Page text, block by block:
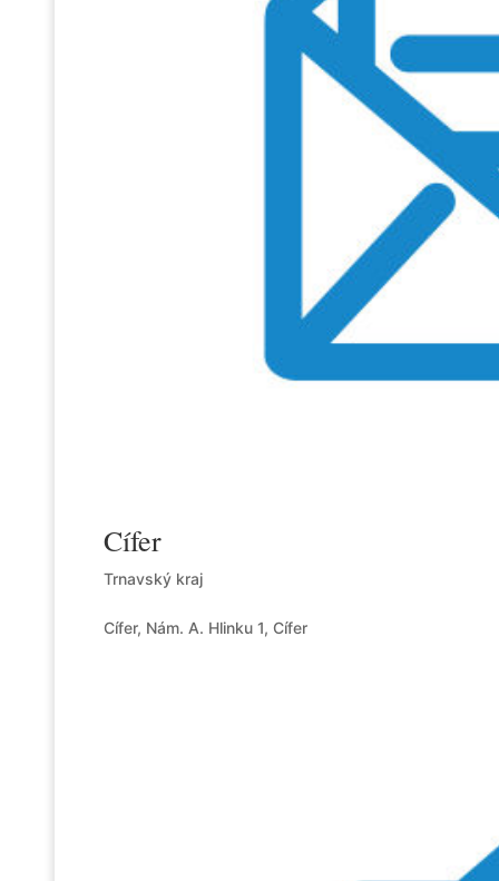
Cífer
Trnavský kraj
Cífer, Nám. A. Hlinku 1, Cífer